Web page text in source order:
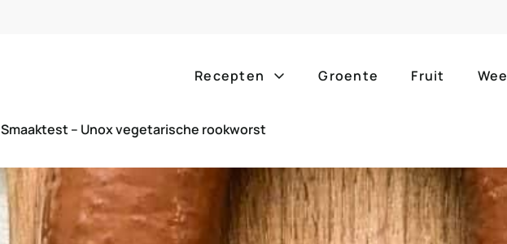
Recepten
ontbijt bijgerechten
lunch hoofdgerechten
alle
alle
Groente Fruit
Smaaktest – Unox vegetarische rookworst